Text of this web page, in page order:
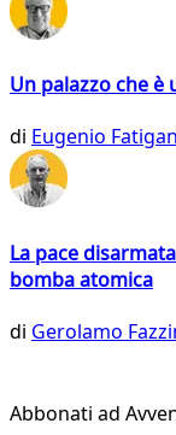
Un palazzo che
di Eugenio
La pace
bomba atomica
di Gerolamo
Abbonati ad